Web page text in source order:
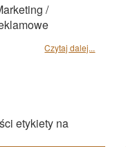
/
Czytaj dalej...
etykiety na